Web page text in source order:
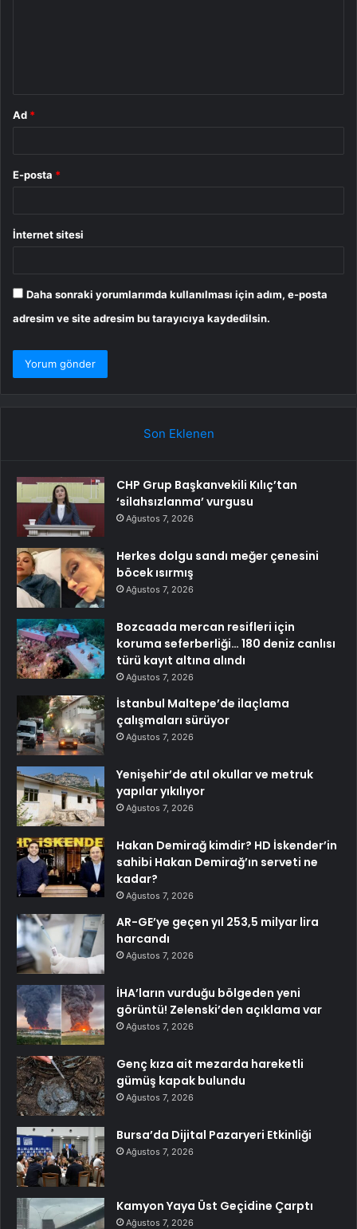
Ad *
E-posta *
İnternet sitesi
Daha sonraki yorumlarımda kullanılması için adım, e-posta
adresim ve site adresim bu tarayıcıya kaydedilsin.
Son Eklenen
CHP Grup Başkanvekili Kılıç’tan
‘silahsızlanma’ vurgusu
Ağustos 7, 2026
Herkes dolgu sandı meğer çenesini
böcek ısırmış
Ağustos 7, 2026
Bozcaada mercan resifleri için
koruma seferberliği… 180 deniz canlısı
türü kayıt altına alındı
Ağustos 7, 2026
İstanbul Maltepe’de ilaçlama
çalışmaları sürüyor
Ağustos 7, 2026
Yenişehir’de atıl okullar ve metruk
yapılar yıkılıyor
Ağustos 7, 2026
Hakan Demirağ kimdir? HD İskender’in
sahibi Hakan Demirağ’ın serveti ne
kadar?
Ağustos 7, 2026
AR-GE’ye geçen yıl 253,5 milyar lira
harcandı
Ağustos 7, 2026
İHA’ların vurduğu bölgeden yeni
görüntü! Zelenski’den açıklama var
Ağustos 7, 2026
Genç kıza ait mezarda hareketli
gümüş kapak bulundu
Ağustos 7, 2026
Bursa’da Dijital Pazaryeri Etkinliği
Ağustos 7, 2026
Kamyon Yaya Üst Geçidine Çarptı
Ağustos 7, 2026